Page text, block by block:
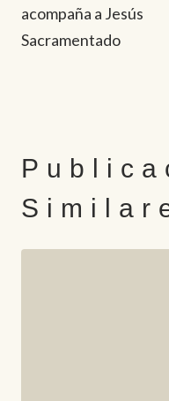
acompaña a Jesús
Sacramentado